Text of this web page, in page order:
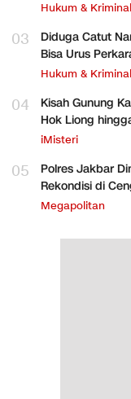
Hukum & Kriminal
03
Diduga Catut
Bisa Urus
Hukum & Kriminal
04
Kisah Gunung
Hok Liong
iMisteri
05
Polres Jakbar
Rekondisi di
Megapolitan